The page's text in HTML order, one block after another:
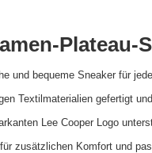
und bequeme Sneaker für
Textilmaterialien gefertigt
Lee Cooper Logo
zusätzlichen Komfort und